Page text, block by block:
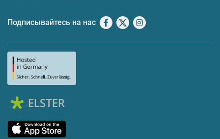
Подписывайтесь на нас Facebook
X Instagram